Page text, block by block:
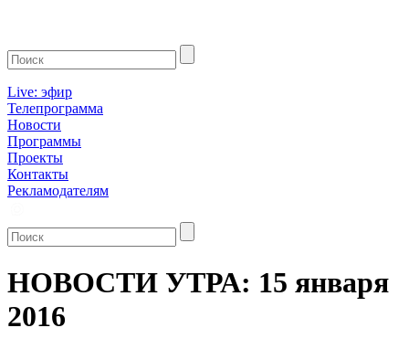
Live: эфир
Телепрограмма
Новости
Программы
Проекты
Контакты
Рекламодателям
НОВОСТИ УТРА: 15 января
2016